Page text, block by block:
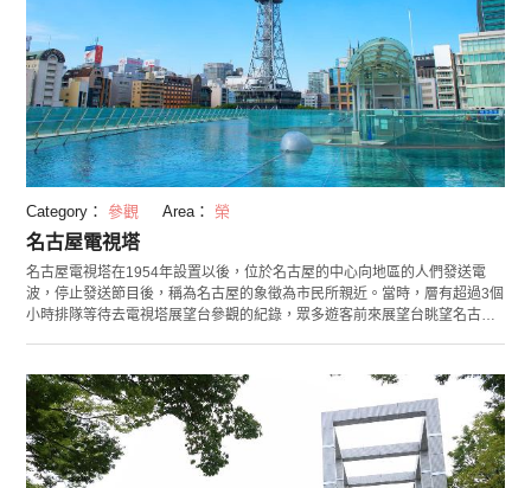
Category： 參觀 Area： 榮
名古屋電視塔
名古屋電視塔在1954年設置以後，位於名古屋的中心向地區的人們發送電
波，停止發送節目後，稱為名古屋的象徵為市民所親近。當時，層有超過3個
小時排隊等待去電視塔展望台參觀的紀錄，眾多遊客前來展望台眺望名古屋
地，屋頂展望台上還設置了“戀人聖地紀念碑”，看點滿滿。